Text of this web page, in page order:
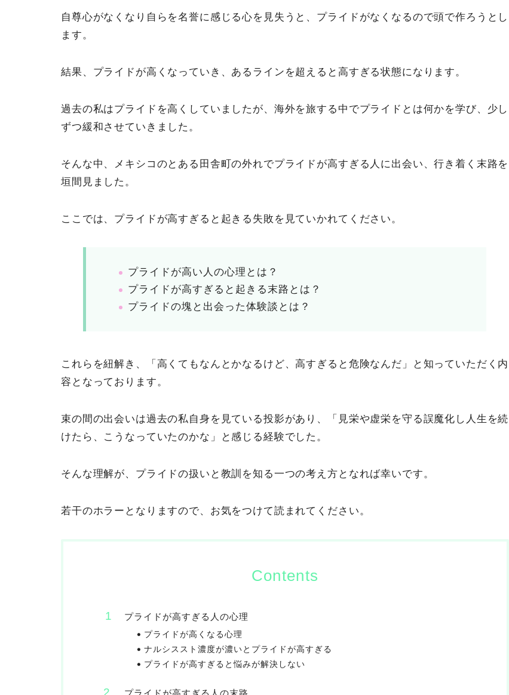
自尊心がなくなり自らを名誉に感じる心を見失うと、プライドがなくなるので頭で作ろうとし
ます。
結果、プライドが高くなっていき、あるラインを超えると高すぎる状態になります。
過去の私はプライドを高くしていましたが、海外を旅する中でプライドとは何かを学び、少し
ずつ緩和させていきました。
そんな中、メキシコのとある田舎町の外れでプライドが高すぎる人に出会い、行き着く末路を
垣間見ました。
ここでは、プライドが高すぎると起きる失敗を見ていかれてください。
プライドが高い人の心理とは？
プライドが高すぎると起きる末路とは？
プライドの塊と出会った体験談とは？
これらを紐解き、「高くてもなんとかなるけど、高すぎると危険なんだ」と知っていただく内
容となっております。
束の間の出会いは過去の私自身を見ている投影があり、「見栄や虚栄を守る誤魔化し人生を続
けたら、こうなっていたのかな」と感じる経験でした。
そんな理解が、プライドの扱いと教訓を知る一つの考え方となれば幸いです。
若干のホラーとなりますので、お気をつけて読まれてください。
Contents
プライドが高すぎる人の心理
プライドが高くなる心理
ナルシススト濃度が濃いとプライドが高すぎる
プライドが高すぎると悩みが解決しない
プライドが高すぎる人の末路